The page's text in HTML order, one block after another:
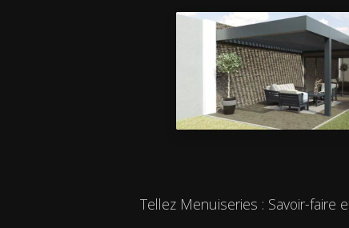
Tellez Menuiseries : Savoir-faire